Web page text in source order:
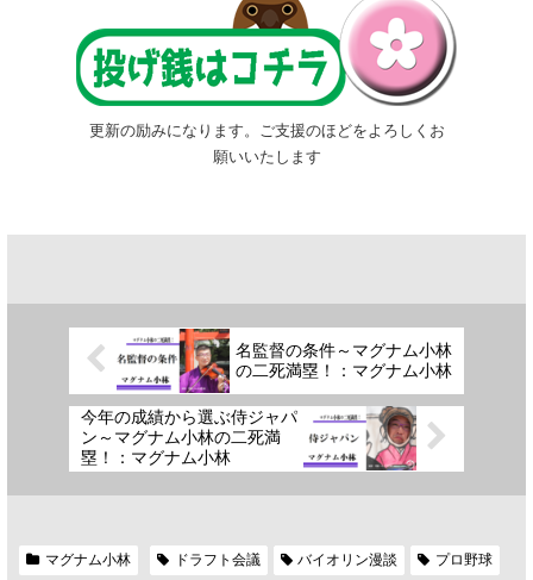
更新の励みになります。ご支援のほどをよろしくお
願いいたします
名監督の条件～マグナム小林
の二死満塁！：マグナム小林
今年の成績から選ぶ侍ジャパ
ン～マグナム小林の二死満
塁！：マグナム小林
マグナム小林 ドラフト会議 バイオリン漫談 プロ野球